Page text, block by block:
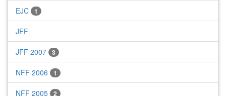
EJC 1
JFF
JFF 2007 3
NFF 2006 1
NFF 2005 2